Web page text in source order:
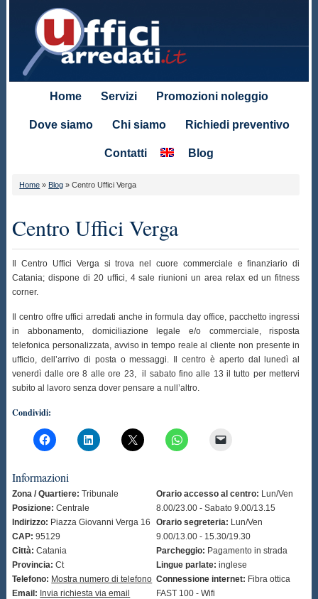
Home Servizi Promozioni noleggio
Dove siamo Chi siamo Richiedi preventivo
Contatti Blog
Home » Blog »Centro Uffici Verga
Centro Uffici Verga
Il Centro Uffici Verga si trova nel cuore commerciale e finanziario di
Catania; dispone di 20 uffici, 4 sale riunioni un area relax ed un fitness
corner.
Il centro offre uffici arredati anche in formula day office, pacchetto ingressi
in abbonamento, domiciliazione legale e/o commerciale, risposta
telefonica personalizzata, avviso in tempo reale al cliente non presente in
ufficio, dell’arrivo di posta o messaggi. Il centro è aperto dal lunedì al
venerdì dalle ore 8 alle ore 23, il sabato fino alle 13 il tutto per mettervi
subito al lavoro senza dover pensare a null’altro.
Condividi:
Informazioni
Zona / Quartiere: Tribunale
Posizione: Centrale
Indirizzo: Piazza Giovanni Verga 16
CAP: 95129
Città: Catania
Provincia: Ct
Telefono: Mostra numero di telefono
Email: Invia richiesta via email
Orario accesso al centro: Lun/Ven
8.00/23.00 - Sabato 9.00/13.15
Orario segreteria: Lun/Ven
9.00/13.00 - 15.30/19.30
Parcheggio: Pagamento in strada
Lingue parlate: inglese
Connessione internet: Fibra ottica
FAST 100 - Wifi